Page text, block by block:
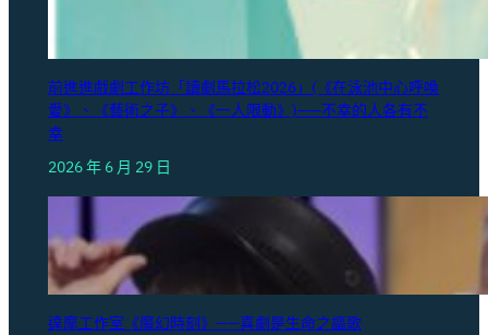
前進進戲劇工作坊「讀劇馬拉松2026」(《在泳池中心呼喚
愛》、《藝術之子》、《一人限動》)——不幸的人各有不
幸
2026 年 6 月 29 日
達摩工作室《魔幻時刻》——喜劇是生命之謳歌